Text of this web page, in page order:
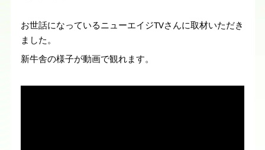
お世話になっているニューエイジTVさんに取材いただき
ました。
新牛舎の様子が動画で観れます。